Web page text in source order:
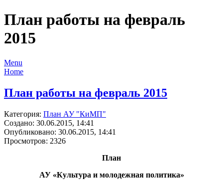
План работы на февраль
2015
Menu
Home
План работы на февраль 2015
Категория: План АУ "КиМП"
Создано: 30.06.2015, 14:41
Опубликовано: 30.06.2015, 14:41
Просмотров: 2326
План
АУ «Культура и молодежная политика»